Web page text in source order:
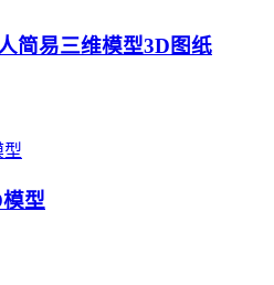
简易三维模型3D图纸
型